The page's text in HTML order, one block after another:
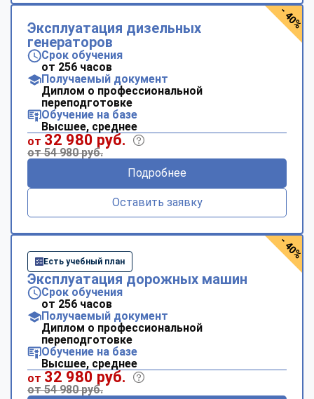
Эксплуатация дизельных
генераторов
Срок обучения
от 256 часов
Получаемый документ
Диплом о профессиональной
переподготовке
Обучение на базе
Высшее, среднее
от 32 980 руб.
от 54 980 руб.
Подробнее
Оставить заявку
- 40%
Есть учебный план
Эксплуатация дорожных машин
Срок обучения
от 256 часов
Получаемый документ
Диплом о профессиональной
переподготовке
Обучение на базе
Высшее, среднее
от 32 980 руб.
от 54 980 руб.
- 40%